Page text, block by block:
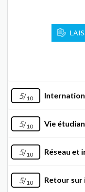
5/10
5/10 Vie
5/10 Réseau et
5/10 Retour